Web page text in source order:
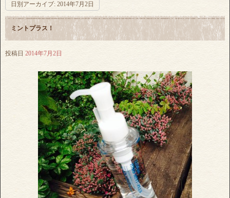
日別アーカイブ: 2014年7月2日
ミントプラス！
投稿日 2014年7月2日